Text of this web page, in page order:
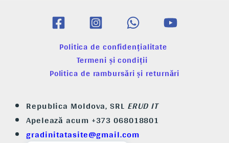
Politica de confidențialitate
Termeni și condiții
Politica de rambursări și returnări
Republica Moldova, SRL ERUD IT
Apelează acum +373 068018801
gradinitatasite@gmail.com